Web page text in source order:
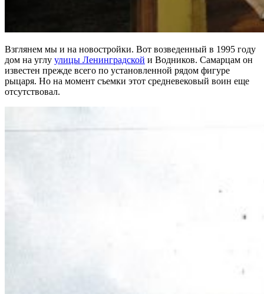
Взглянем мы и на новостройки. Вот возведенный в 1995 году
дом на углу улицы Ленинградской и Водников. Самарцам он
известен прежде всего по установленной рядом фигуре
рыцаря. Но на момент съемки этот средневековый воин еще
отсутствовал.